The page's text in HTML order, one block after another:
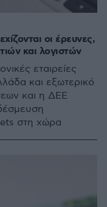
οι έρευνες,
και λογιστών
εταιρείες
και εξωτερικό
και η ΔΕΕ
στη χώρα